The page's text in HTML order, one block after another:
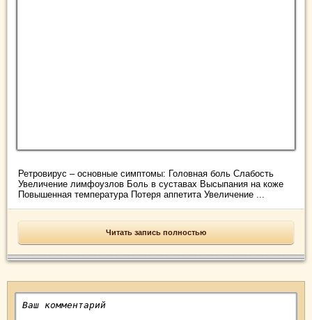
Ретровирус – основные симптомы: Головная боль Слабость
Увеличение лимфоузлов Боль в суставах Высыпания на коже
Повышенная температура Потеря аппетита Увеличение ...
Читать запись полностью